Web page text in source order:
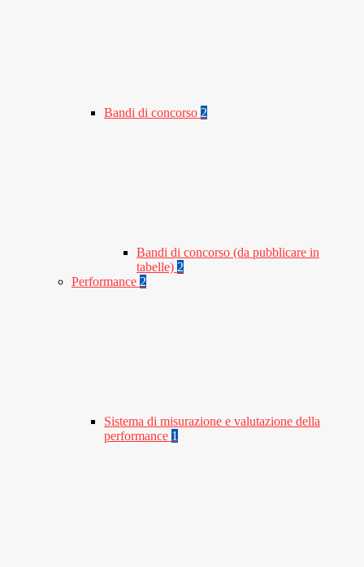
Bandi di concorso 2
Bandi di concorso (da pubblicare in
tabelle) 2
Performance 2
Sistema di misurazione e valutazione della
performance 1